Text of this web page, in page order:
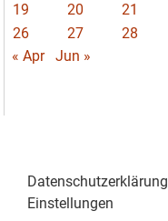
19
20 21
26
27 28
« Apr
Jun »
Datenschutzerklärung
Einstellungen